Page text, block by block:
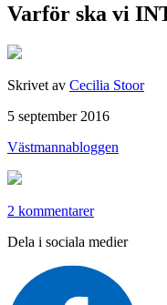
Varför ska vi
Skrivet av Cecilia Stoor
5 september 2016
Västmannabloggen
2 kommentarer
Dela i sociala medier